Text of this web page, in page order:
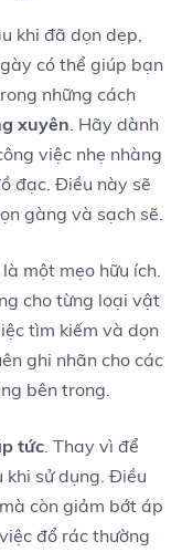
khi đã dọn dẹp,
có thể‌ giúp bạn
những cách​
xuyên . Hãy dành ​
việc nhẹ nhàng
đạc. Điều này sẽ
gàng và sạch sẽ.
một mẹo hữu ích.
cho từng ‍loại vật
tìm kiếm⁣ và dọn
ghi nhãn‌ cho các
bên trong.
tức . Thay ⁢vì để
sử ⁣dụng. Điều
còn⁤ giảm bớt áp
đổ rác thường⁢